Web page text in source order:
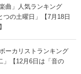
曲」人気ランキング
の土曜日」【7月18日
ーカリストランキング
【12月6日は「音の